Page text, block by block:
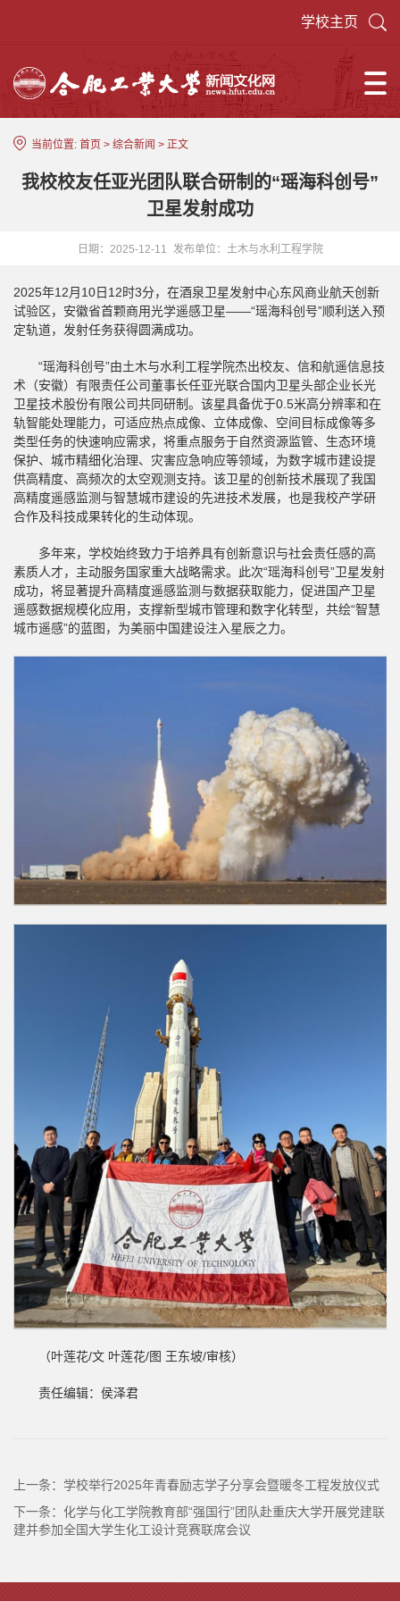
学校主页
当前位置: 首页 > 综合新闻 > 正文
我校校友任亚光团队联合研制的“瑶海科创号”
卫星发射成功
日期：2025-12-11 发布单位：土木与水利工程学院
2025年12月10日12时3分，在酒泉卫星发射中心东风商业航天创新
试验区，安徽省首颗商用光学遥感卫星——“瑶海科创号”顺利送入预
定轨道，发射任务获得圆满成功。
“瑶海科创号”由土木与水利工程学院杰出校友、信和航遥信息技
术（安徽）有限责任公司董事长任亚光联合国内卫星头部企业长光
卫星技术股份有限公司共同研制。该星具备优于0.5米高分辨率和在
轨智能处理能力，可适应热点成像、立体成像、空间目标成像等多
类型任务的快速响应需求，将重点服务于自然资源监管、生态环境
保护、城市精细化治理、灾害应急响应等领域，为数字城市建设提
供高精度、高频次的太空观测支持。该卫星的创新技术展现了我国
高精度遥感监测与智慧城市建设的先进技术发展，也是我校产学研
合作及科技成果转化的生动体现。
多年来，学校始终致力于培养具有创新意识与社会责任感的高
素质人才，主动服务国家重大战略需求。此次“瑶海科创号”卫星发射
成功，将显著提升高精度遥感监测与数据获取能力，促进国产卫星
遥感数据规模化应用，支撑新型城市管理和数字化转型，共绘“智慧
城市遥感”的蓝图，为美丽中国建设注入星辰之力。
（叶莲花/文 叶莲花/图 王东坡/审核）
责任编辑：侯泽君
上一条： 学校举行2025年青春励志学子分享会暨暖冬工程发放仪式
下一条： 化学与化工学院教育部“强国行”团队赴重庆大学开展党建联
建并参加全国大学生化工设计竞赛联席会议